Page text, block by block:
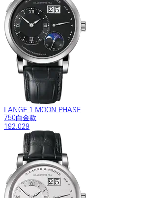
LANGE 1 MOON PHASE
750白金款
192.029